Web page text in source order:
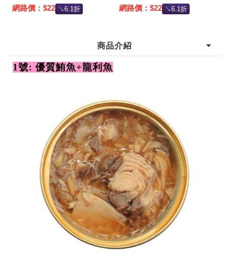
網路價：$22 ↘6.1折 網路價：$22 ↘6.1折
商品介紹
1號: 優質鮪魚+龍利魚